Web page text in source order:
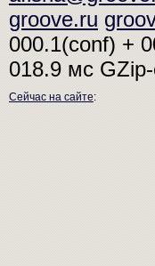
groove.ru
000.1(conf) +
018.9 мс
Сейчас на сайте: